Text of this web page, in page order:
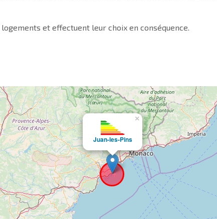
et effectuent leur choix en conséquence.
Juan-les-Pins
×